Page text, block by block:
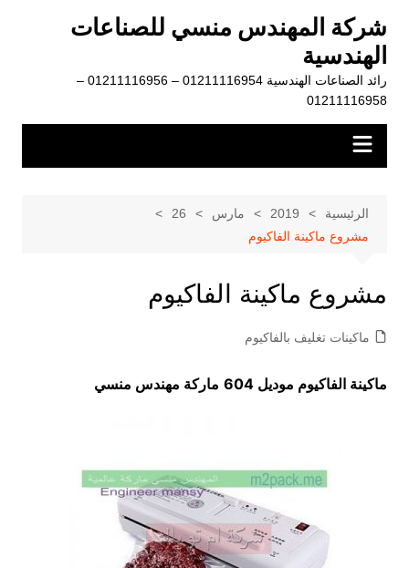
المحتوى
شركة المهندس منسي للصناعات
الهندسية
رائد الصناعات الهندسية 01211116954 – 01211116956 –
01211116958
الرئيسية 2019 مارس
26
مشروع ماكينة الفاكيوم
مشروع ماكينة الفاكيوم
ماكينات تغليف بالفاكيوم
ماكينة الفاكيوم موديل 604 ماركة مهندس منسي